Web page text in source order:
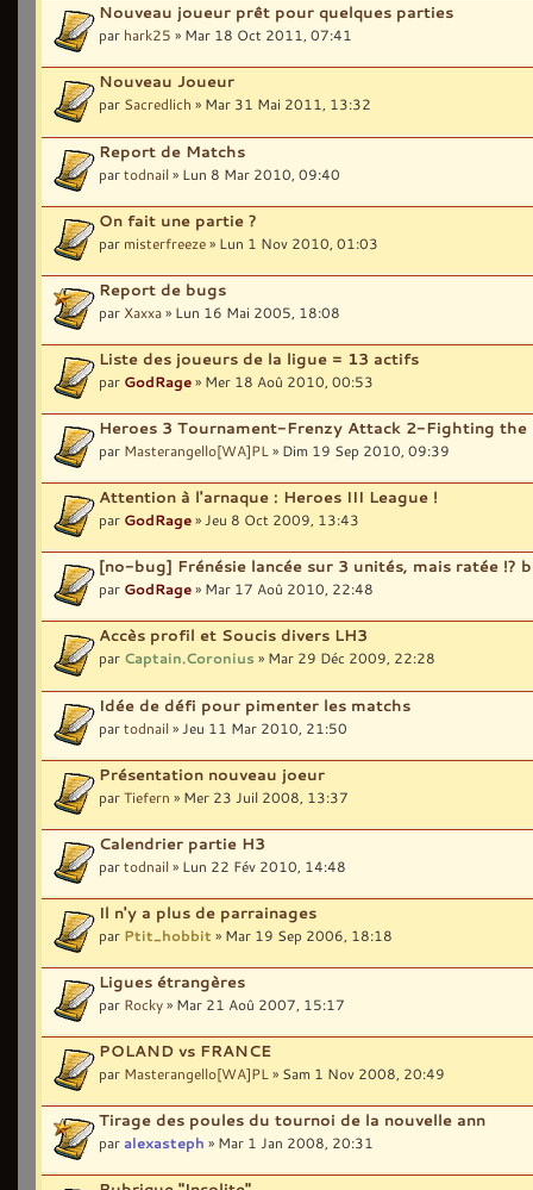
Nouveau joueur prêt pour quelques parties
par hark25 » Mar 18 Oct 2011, 07:41
Nouveau Joueur
par Sacredlich » Mar 31 Mai 2011, 13:32
Report de Matchs
partodnail» Lun 8 Mar 2010, 09:40
On fait une partie ?
par misterfreeze» Lun 1 Nov 2010, 01:03
Report de bugs
par Xaxxa» Lun 16 Mai 2005, 18:08
Liste des joueurs de la ligue = 13 actifs
par GodRage» Mer 18 Aoû 2010, 00:53
Heroes 3 Tournament-Frenzy Attack 2-Fighting the
par Masterangello[WA]PL » Dim 19 Sep 2010, 09:39
Attention à l'arnaque : Heroes III League !
par GodRage» Jeu 8 Oct 2009, 13:43
[no-bug] Frénésie lancée sur 3 unités, mais ratée !?
par GodRage» Mar 17 Aoû 2010, 22:48
Accès profil et Soucis divers LH3
par Captain.Coronius» Mar 29 Déc 2009, 22:28
Idée de défi pour pimenter les matchs
partodnail» Jeu 11 Mar 2010, 21:50
Présentation nouveau joeur
parTiefern » Mer 23 Juil 2008, 13:37
Calendrier partie H3
partodnail» Lun 22 Fév 2010, 14:48
Il n'y a plus de parrainages
par Ptit_hobbit » Mar 19 Sep 2006, 18:18
Ligues étrangères
par Rocky» Mar 21 Aoû 2007, 15:17
POLAND vs FRANCE
par Masterangello[WA]PL » Sam 1 Nov 2008, 20:49
Tirage des poules du tournoi de la nouvelle ann
paralexasteph » Mar 1 Jan 2008, 20:31